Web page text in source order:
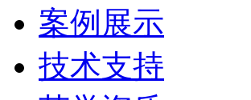
案例展示
技术支持